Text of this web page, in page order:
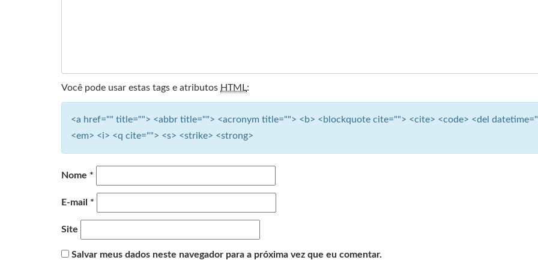
Você pode usar estas tags e atributos HTML:
<a href="" title=""> <abbr title=""> <acronym title=""> <b> <blockquote cite=""> <cite> <code> <del
<em> <i> <q cite=""> <s> <strike> <strong>
Nome *
E-mail *
Site
Salvar meus dados neste navegador para a próxima vez que eu comentar.